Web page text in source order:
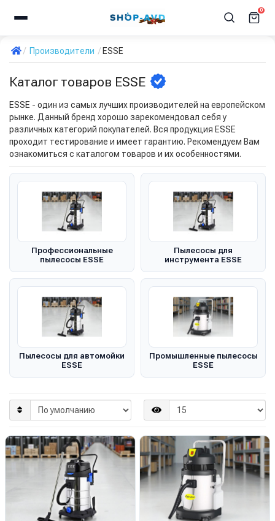
0
Производители ESSE
Каталог товаров ESSE
ESSE - один из самых лучших производителей на европейском
рынке. Данный бренд хорошо зарекомендовал себя у
различных категорий покупателей. Вся продукция ESSE
проходит тестирование и имеет гарантию. Рекомендуем Вам
ознакомиться с каталогом товаров и их особенностями.
Профессиональные
пылесосы ESSE
Пылесосы для
инструмента ESSE
Пылесосы для автомойки
ESSE
Промышленные пылесосы
ESSE